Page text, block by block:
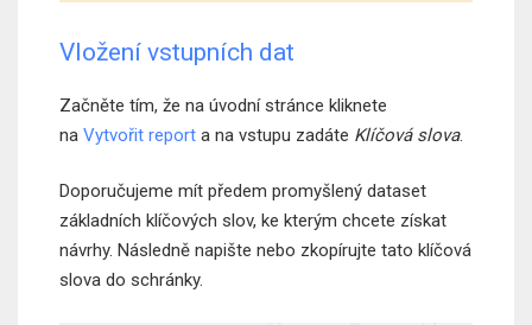
Vložení vstupních dat
Začněte tím, že na úvodní stránce kliknete
na Vytvořit report a na vstupu zadáte Klíčová slova.
Doporučujeme mít předem promyšlený dataset
základních klíčových slov, ke kterým chcete získat
návrhy. Následně napište nebo zkopírujte tato klíčová
slova do schránky.